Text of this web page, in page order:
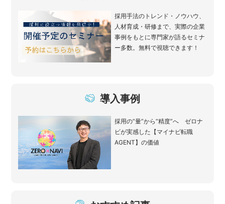
採用手法のトレンド・ノウハウ、
人材育成・研修まで、実際の企業
事例をもとに専門家が語るセミナ
ー多数。無料で視聴できます！
導入事例
採用の“量”から“精度”へ ゼロナ
ビが実感した【マイナビ転職
AGENT】の価値